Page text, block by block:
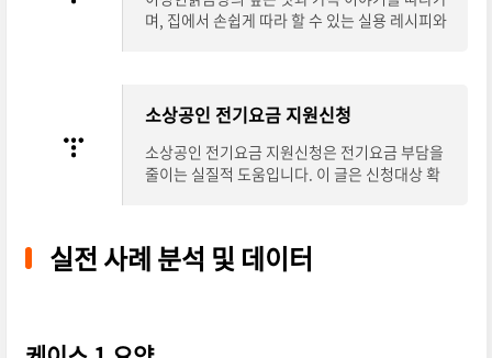
며, 집에서 손쉽게 따라 할 수 있는 실용 레시피와
소상공인 전기요금 지원신청
소상공인 전기요금 지원신청은 전기요금 부담을
줄이는 실질적 도움입니다. 이 글은 신청대상 확
실전 사례 분석 및 데이터